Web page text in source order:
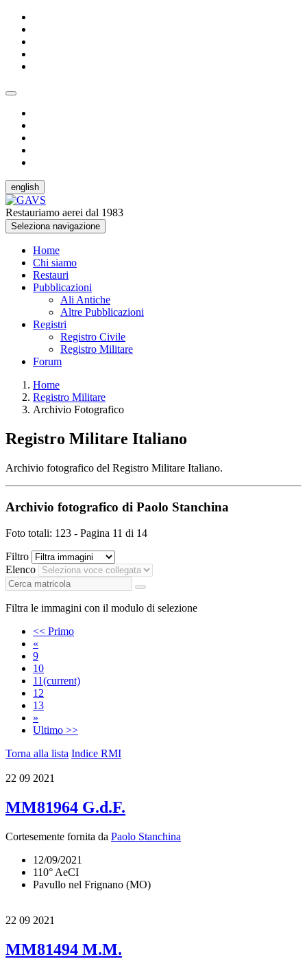
english
Restauriamo aerei dal 1983
Seleziona navigazione
Home
Chi siamo
Restauri
Pubblicazioni
Ali Antiche
Altre Pubblicazioni
Registri
Registro Civile
Registro Militare
Forum
Home
Registro Militare
Archivio Fotografico
Registro Militare Italiano
Archivio fotografico del Registro Militare Italiano.
Archivio fotografico di Paolo Stanchina
Foto totali: 123 - Pagina 11 di 14
Filtro
Elenco
Filtra le immagini con il modulo di selezione
<< Primo
«
9
10
11(current)
12
13
»
Ultimo >>
Torna alla lista Indice RMI
22 09 2021
MM81964 G.d.F.
Cortesemente fornita da Paolo Stanchina
12/09/2021
110° AeCI
Pavullo nel Frignano (MO)
22 09 2021
MM81494 M.M.